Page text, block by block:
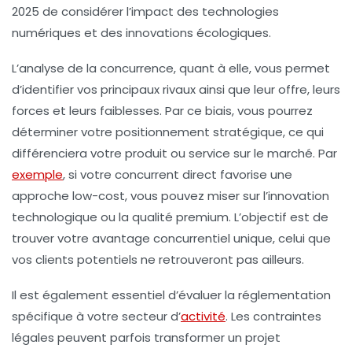
2025 de considérer l’impact des technologies
numériques et des innovations écologiques.
L’analyse de la concurrence, quant à elle, vous permet
d’identifier vos principaux rivaux ainsi que leur offre, leurs
forces et leurs faiblesses. Par ce biais, vous pourrez
déterminer votre positionnement stratégique, ce qui
différenciera votre produit ou service sur le marché. Par
exemple, si votre concurrent direct favorise une
approche low-cost, vous pouvez miser sur l’innovation
technologique ou la qualité premium. L’objectif est de
trouver votre avantage concurrentiel unique, celui que
vos clients potentiels ne retrouveront pas ailleurs.
Il est également essentiel d’évaluer la réglementation
spécifique à votre secteur d’activité. Les contraintes
légales peuvent parfois transformer un projet